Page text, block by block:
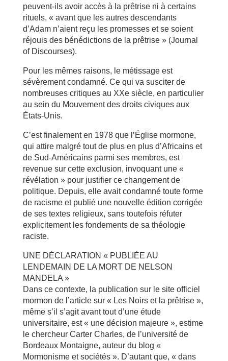
peuvent-ils avoir accès à la prêtrise ni à certains
rituels, « avant que les autres descendants
d’Adam n’aient reçu les promesses et se soient
réjouis des bénédictions de la prêtrise » (Journal
of Discourses).
Pour les mêmes raisons, le métissage est
sévèrement condamné. Ce qui va susciter de
nombreuses critiques au XXe siècle, en particulier
au sein du Mouvement des droits civiques aux
États-Unis.
C’est finalement en 1978 que l’Église mormone,
qui attire malgré tout de plus en plus d’Africains et
de Sud-Américains parmi ses membres, est
revenue sur cette exclusion, invoquant une «
révélation » pour justifier ce changement de
politique. Depuis, elle avait condamné toute forme
de racisme et publié une nouvelle édition corrigée
de ses textes religieux, sans toutefois réfuter
explicitement les fondements de sa théologie
raciste.
UNE DÉCLARATION « PUBLIÉE AU
LENDEMAIN DE LA MORT DE NELSON
MANDELA »
Dans ce contexte, la publication sur le site officiel
mormon de l’article sur « Les Noirs et la prêtrise »,
même s’il s’agit avant tout d’une étude
universitaire, est « une décision majeure », estime
le chercheur Carter Charles, de l’université de
Bordeaux Montaigne, auteur du blog «
Mormonisme et sociétés ». D’autant que, « dans